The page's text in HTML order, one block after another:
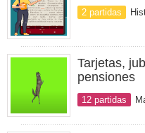
2 partidas
Tarjetas,
pensiones
12 partidas